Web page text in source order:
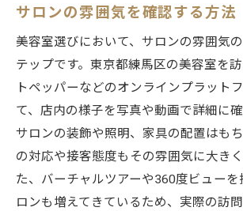
サロンの雰囲気を確認する方法
美容室選びにおいて、サロンの雰囲気
テップです。東京都練馬区の美容室を
トペッパーなどのオンラインプラット
て、店内の様子を写真や動画で詳細に確
サロンの装飾や照明、家具の配置はも
の対応や接客態度もその雰囲気に大き
た、バーチャルツアーや360度ビュー
ロンも増えてきているため、実際の訪